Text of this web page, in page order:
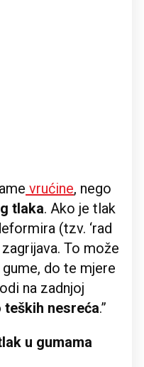
vrućine, nego
tlaka. Ako je tlak
(tzv. ‘rad
To može
do te mjere
na zadnjoj
nesreća.”
u gumama